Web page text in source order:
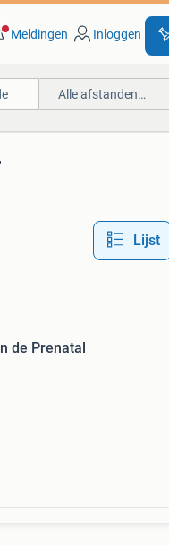
Meldingen Inloggen
Alle afstanden…
Lijst
de Prenatal